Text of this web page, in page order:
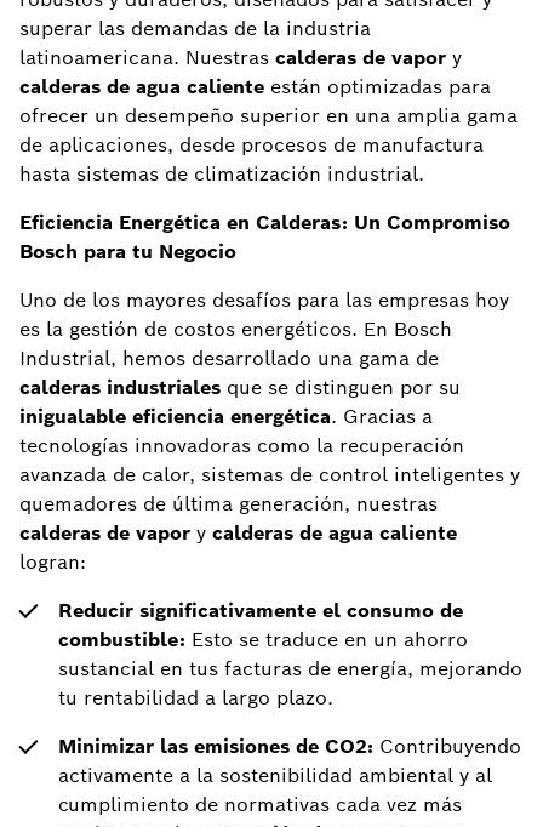
superar las demandas de la industria
latinoamericana. Nuestras calderas de vapor y
calderas de agua caliente están optimizadas para
ofrecer un desempeño superior en una amplia gama
de aplicaciones, desde procesos de manufactura
hasta sistemas de climatización industrial.
Eficiencia Energética en Calderas: Un Compromiso
Bosch para tu Negocio
Uno de los mayores desafíos para las empresas hoy
es la gestión de costos energéticos. En Bosch
Industrial, hemos desarrollado una gama de
calderas industriales que se distinguen por su
inigualable eficiencia energética. Gracias a
tecnologías innovadoras como la recuperación
avanzada de calor, sistemas de control inteligentes y
quemadores de última generación, nuestras
calderas de vapor y calderas de agua caliente
logran:
Reducir significativamente el consumo de
combustible: Esto se traduce en un ahorro
sustancial en tus facturas de energía, mejorando
tu rentabilidad a largo plazo.
Minimizar las emisiones de CO2: Contribuyendo
activamente a la sostenibilidad ambiental y al
cumplimiento de normativas cada vez más